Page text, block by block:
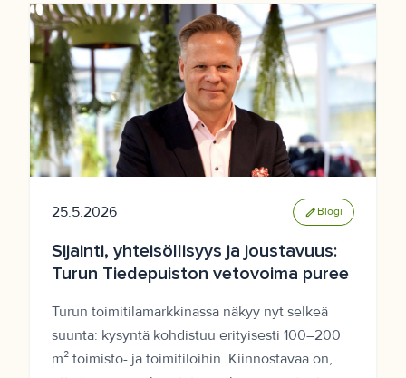
25.5.2026 edit Blogi
Sijainti, yhteisöllisyys ja joustavuus:
Turun Tiedepuiston vetovoima puree
Turun toimitilamarkkinassa näkyy nyt selkeä
suunta: kysyntä kohdistuu erityisesti 100–200
m² toimisto- ja toimitiloihin. Kiinnostavaa on,